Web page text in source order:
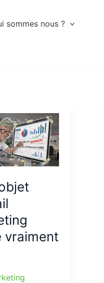
sommes nous ?
vraiment